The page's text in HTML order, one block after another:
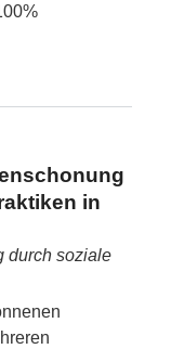
in
durch soziale